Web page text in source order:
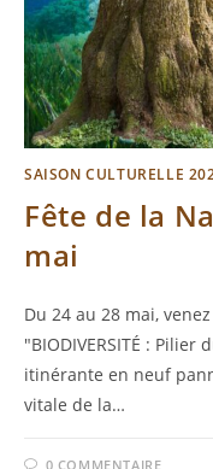
SAISON CULTURELLE
Fête de la
mai
Du 24 au 28 mai,
"BIODIVERSITÉ :
itinérante en neuf
vitale de la…
0 COMMENTAIRE